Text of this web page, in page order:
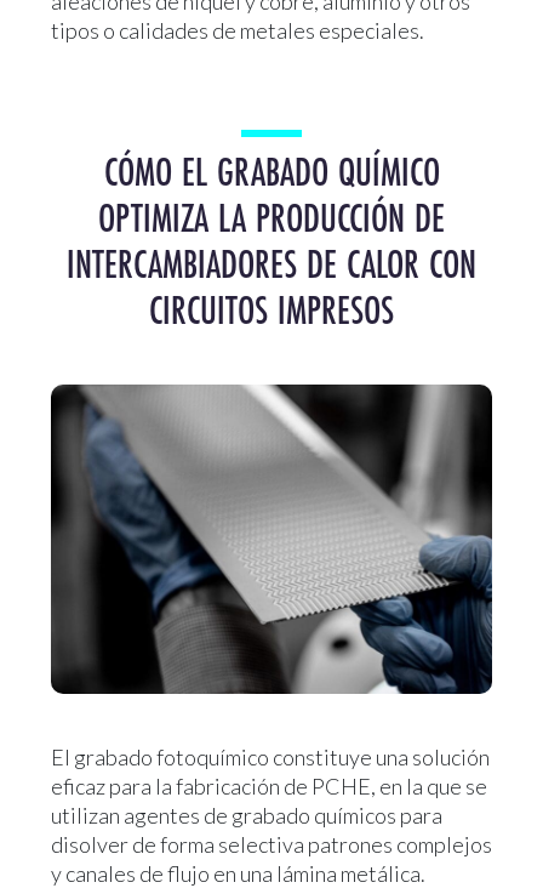
tipos o calidades de metales especiales.
CÓMO EL GRABADO QUÍMICO
OPTIMIZA LA PRODUCCIÓN DE
INTERCAMBIADORES DE CALOR CON
CIRCUITOS IMPRESOS
El grabado fotoquímico constituye una solución
eficaz para la fabricación de PCHE, en la que se
utilizan agentes de grabado químicos para
disolver de forma selectiva patrones complejos
y canales de flujo en una lámina metálica.